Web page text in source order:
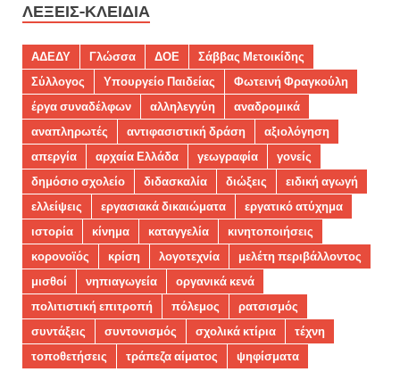
ΛΈΞΕΙΣ-ΚΛΕΙΔΙΆ
ΑΔΕΔΥ Γλώσσα ΔΟΕ
Σάββας Μετοικίδης
Σύλλογος
Υπουργείο Παιδείας
Φωτεινή Φραγκούλη
έργα συναδέλφων
αλληλεγγύη
αναδρομικά
αναπληρωτές
αντιφασιστική δράση
αξιολόγηση
απεργία
αρχαία Ελλάδα γεωγραφία
γονείς
δημόσιο σχολείο
διδασκαλία διώξεις
ειδική αγωγή
ελλείψεις
εργασιακά δικαιώματα
εργατικό ατύχημα
ιστορία
κίνημα καταγγελία
κινητοποιήσεις
κορονοϊός
κρίση λογοτεχνία
μελέτη περιβάλλοντος
μισθοί
νηπιαγωγεία
οργανικά κενά
πολιτιστική επιτροπή
πόλεμος
ρατσισμός
συντάξεις
συντονισμός σχολικά κτίρια
τέχνη
τοποθετήσεις
τράπεζα αίματος ψηφίσματα